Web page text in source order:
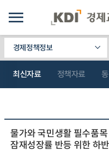
경제정책정보
최신자료 정책자료
물가와 국민생활 필수품
잠재성장률 반등 위한 하